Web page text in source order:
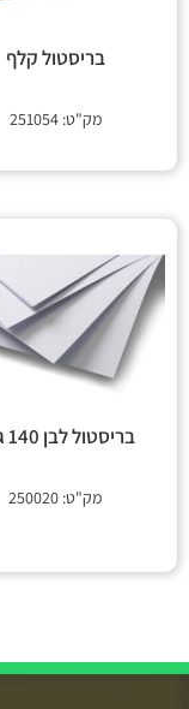
בריסטול קלף
מק"ט: 251054
בריסטול לבן 140 גרם
מק"ט: 250020